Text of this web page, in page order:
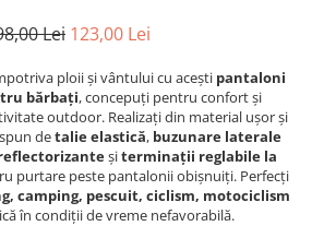
Lei 123,00 Lei
ploii și vântului cu acești pantaloni
bărbați, concepuți pentru confort și
outdoor. Realizați din material ușor și
detalie elastică, buzunare laterale
șiterminații reglabile la
purtare peste pantalonii obișnuiți. Perfecți
camping, pescuit, ciclism, motociclism
în condiții de vreme nefavorabilă.